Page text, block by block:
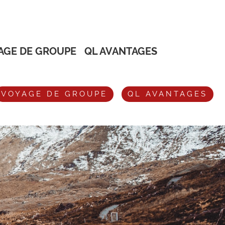
DE GROUPE QL AVANTAGES
VOYAGE DE GROUPE QL AVANTAGES